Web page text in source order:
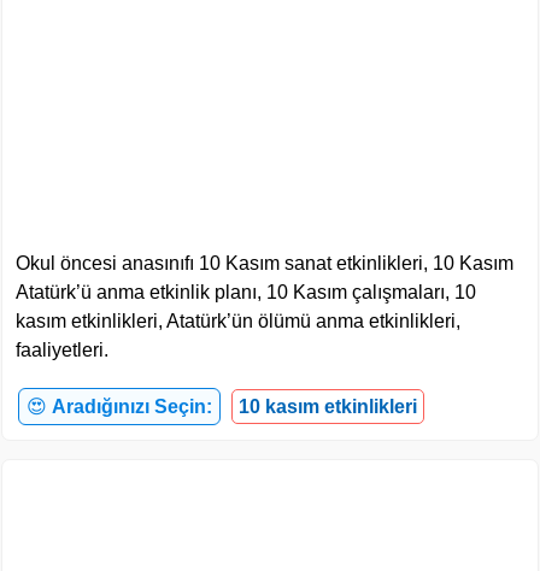
Okul öncesi anasınıfı 10 Kasım sanat etkinlikleri, 10 Kasım
Atatürk’ü anma etkinlik planı, 10 Kasım çalışmaları, 10
kasım etkinlikleri, Atatürk’ün ölümü anma etkinlikleri,
faaliyetleri.
😍 Aradığınızı Seçin: 10 kasım etkinlikleri